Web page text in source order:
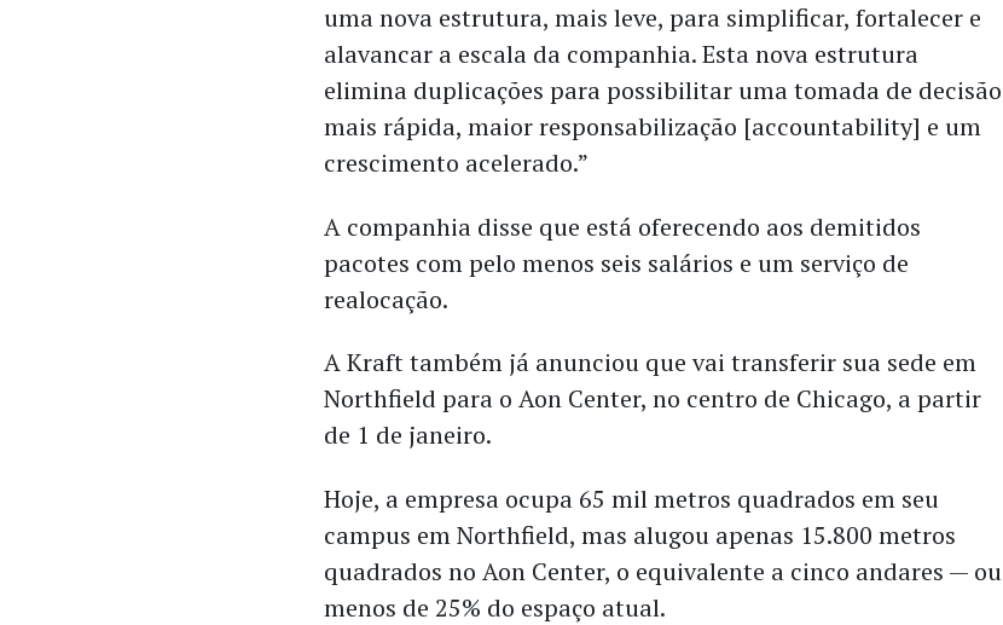
uma nova estrutura, mais leve, para simplificar, fortalecer e
alavancar a escala da companhia. Esta nova estrutura
elimina duplicações para possibilitar uma tomada de decisão
mais rápida, maior responsabilização [accountability] e um
crescimento acelerado.”
A companhia disse que está oferecendo aos demitidos
pacotes com pelo menos seis salários e um serviço de
realocação.
A Kraft também já anunciou que vai transferir sua sede em
Northfield para o Aon Center, no centro de Chicago, a partir
de 1 de janeiro.
Hoje, a empresa ocupa 65 mil metros quadrados em seu
campus em Northfield, mas alugou apenas 15.800 metros
quadrados no Aon Center, o equivalente a cinco andares — ou
menos de 25% do espaço atual.